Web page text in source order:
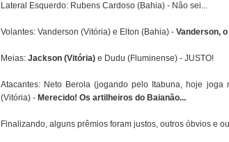
Lateral Esquerdo: Rubens Cardoso (Bahia) - Não sei...
Volantes: Vanderson (Vitória) e Elton (Bahia) - Vanderson,
Meias: Jackson (Vitória) e Dudu (Fluminense) - JUSTO!
Atacantes: Neto Berola (jogando pelo Itabuna, hoje joga
(Vitória) - Merecido! Os artilheiros do Baianão...
Finalizando, alguns prêmios foram justos, outros óbvios e